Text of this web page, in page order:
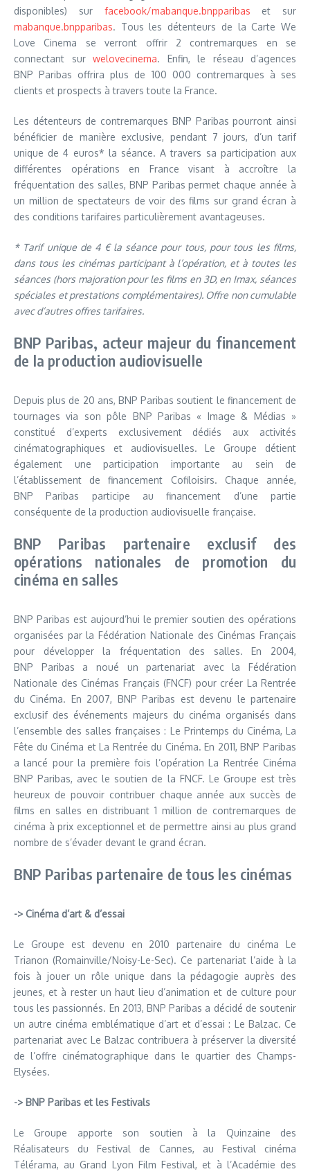
disponibles) sur facebook/mabanque.bnpparibas et sur
mabanque.bnpparibas. Tous les détenteurs de la Carte We
Love Cinema se verront offrir 2 contremarques en se
connectant sur welovecinema. Enfin, le réseau d’agences
BNP Paribas offrira plus de 100 000 contremarques à ses
clients et prospects à travers toute la France.
Les détenteurs de contremarques BNP Paribas pourront ainsi
bénéficier de manière exclusive, pendant 7 jours, d’un tarif
unique de 4 euros* la séance. A travers sa participation aux
différentes opérations en France visant à accroître la
fréquentation des salles, BNP Paribas permet chaque année à
un million de spectateurs de voir des films sur grand écran à
des conditions tarifaires particulièrement avantageuses.
* Tarif unique de 4 € la séance pour tous, pour tous les films,
dans tous les cinémas participant à l’opération, et à toutes les
séances (hors majoration pour les films en 3D, en Imax, séances
spéciales et prestations complémentaires). Offre non cumulable
avec d’autres offres tarifaires.
BNP Paribas, acteur majeur du financement
de la production audiovisuelle
Depuis plus de 20 ans, BNP Paribas soutient le financement de
tournages via son pôle BNP Paribas « Image & Médias »
constitué d’experts exclusivement dédiés aux activités
cinématographiques et audiovisuelles. Le Groupe détient
également une participation importante au sein de
l’établissement de financement Cofiloisirs. Chaque année,
BNP Paribas participe au financement d’une partie
conséquente de la production audiovisuelle française.
BNP Paribas partenaire exclusif des
opérations nationales de promotion du
cinéma en salles
BNP Paribas est aujourd’hui le premier soutien des opérations
organisées par la Fédération Nationale des Cinémas Français
pour développer la fréquentation des salles. En 2004,
BNP Paribas a noué un partenariat avec la Fédération
Nationale des Cinémas Français (FNCF) pour créer La Rentrée
du Cinéma. En 2007, BNP Paribas est devenu le partenaire
exclusif des événements majeurs du cinéma organisés dans
l’ensemble des salles françaises : Le Printemps du Cinéma, La
Fête du Cinéma et La Rentrée du Cinéma. En 2011, BNP Paribas
a lancé pour la première fois l’opération La Rentrée Cinéma
BNP Paribas, avec le soutien de la FNCF. Le Groupe est très
heureux de pouvoir contribuer chaque année aux succès de
films en salles en distribuant 1 million de contremarques de
cinéma à prix exceptionnel et de permettre ainsi au plus grand
nombre de s’évader devant le grand écran.
BNP Paribas partenaire de tous les cinémas
-> Cinéma d’art & d’essai
Le Groupe est devenu en 2010 partenaire du cinéma Le
Trianon (Romainville/Noisy-Le-Sec). Ce partenariat l’aide à la
fois à jouer un rôle unique dans la pédagogie auprès des
jeunes, et à rester un haut lieu d’animation et de culture pour
tous les passionnés. En 2013, BNP Paribas a décidé de soutenir
un autre cinéma emblématique d’art et d’essai : Le Balzac. Ce
partenariat avec Le Balzac contribuera à préserver la diversité
de l’offre cinématographique dans le quartier des Champs-
Elysées.
-> BNP Paribas et les Festivals
Le Groupe apporte son soutien à la Quinzaine des
Réalisateurs du Festival de Cannes, au Festival cinéma
Télérama, au Grand Lyon Film Festival, et à l’Académie des